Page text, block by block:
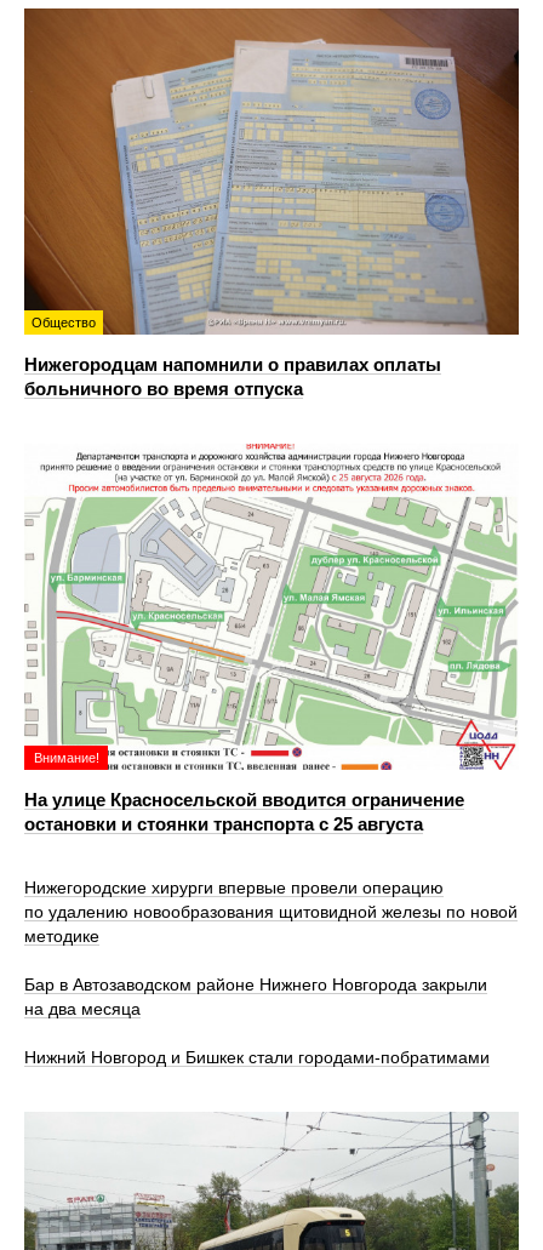
Общество
Нижегородцам напомнили о правилах оплаты
больничного во время отпуска
Внимание!
На улице Красносельской вводится ограничение
остановки и стоянки транспорта с 25 августа
Нижегородские хирурги впервые провели операцию
по удалению новообразования щитовидной железы по новой
методике
Бар в Автозаводском районе Нижнего Новгорода закрыли
на два месяца
Нижний Новгород и Бишкек стали городами-побратимами